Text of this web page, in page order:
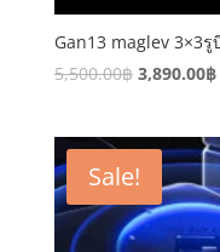
Gan13 maglev 3×3
5,500.00฿ 3,890.00฿
Sale!